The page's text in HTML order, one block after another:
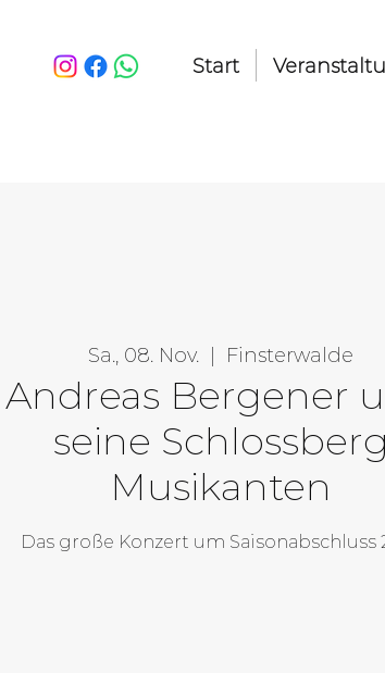
Start
Sa., 08. Nov.
  |
Finsterwalde
Andreas Bergener
seine Schlossberg
Musikanten
Das große Konzert um Saisonabschluss